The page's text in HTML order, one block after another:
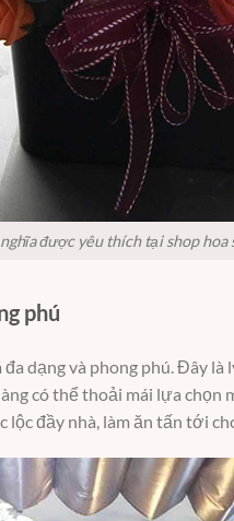
được yêu thích tại shop
phú
dạng và phong phú. Đây
có thể thoải mái lựa chọn
đầy nhà, làm ăn tấn tới